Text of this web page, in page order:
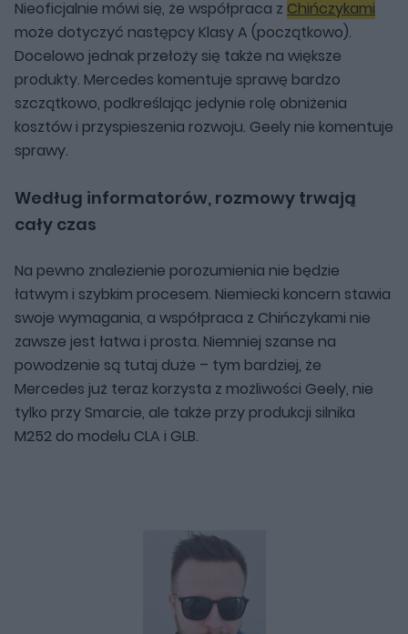
Nieoficjalnie mówi się, że współpraca z Chińczykami
może dotyczyć następcy Klasy A (początkowo).
Docelowo jednak przełoży się także na większe
produkty. Mercedes komentuje sprawę bardzo
szczątkowo, podkreślając jedynie rolę obniżenia
kosztów i przyspieszenia rozwoju. Geely nie komentuje
sprawy.
Według informatorów, rozmowy trwają
cały czas
Na pewno znalezienie porozumienia nie będzie
łatwym i szybkim procesem. Niemiecki koncern stawia
swoje wymagania, a współpraca z Chińczykami nie
zawsze jest łatwa i prosta. Niemniej szanse na
powodzenie są tutaj duże – tym bardziej, że
Mercedes już teraz korzysta z możliwości Geely, nie
tylko przy Smarcie, ale także przy produkcji silnika
M252 do modelu CLA i GLB.